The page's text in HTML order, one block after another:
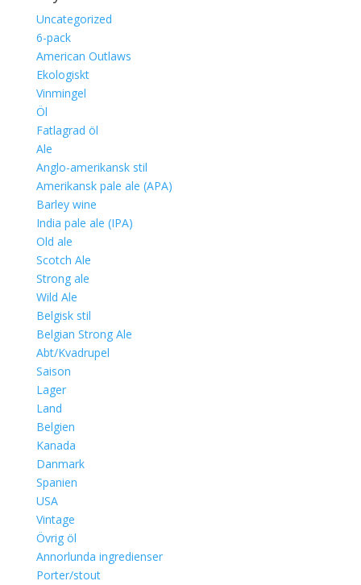
priset
var:
61,00.
priset
49,00.
Uncategorized
6-pack
American Outlaws
Ekologiskt
Vinmingel
Öl
Fatlagrad öl
Ale
Anglo-amerikansk stil
Amerikansk pale ale (APA)
Barley wine
India pale ale (IPA)
Old ale
Scotch Ale
Strong ale
Wild Ale
Belgisk stil
Belgian Strong Ale
Abt/Kvadrupel
Saison
Lager
Land
Belgien
Kanada
Danmark
Spanien
USA
Vintage
Övrig öl
Annorlunda ingredienser
Porter/stout